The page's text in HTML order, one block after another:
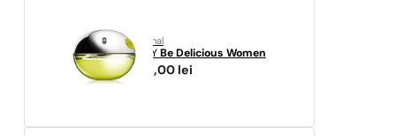
original
DKNY Be Delicious Women
265,00 lei